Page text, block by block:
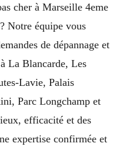
cher à Marseille 4eme
Notre équipe vous
de dépannage et
La Blancarde, Les
Lavie, Palais
Parc Longchamp et
efficacité et des
expertise confirmée et